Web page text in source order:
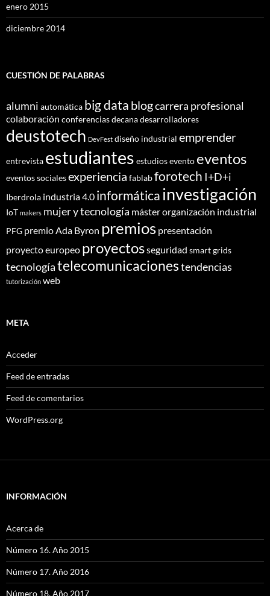
enero 2015
diciembre 2014
CUESTIÓN DE PALABRAS
alumni automática big data blogcarrera profesional
colaboración conferenciasdecanadesarrolladores
deustotech DevFest diseño industrial emprender
entrevista estudiantes estudiosevento eventos
eventos socialesexperiencia fablabforotech I+D+i
Iberdrola industria 4.0 informática investigación
IoT makers mujer y tecnología másterorganización industrial
PFG premio Ada Byron premios presentación
proyecto europeo proyectosseguridad smart grids
tecnologíatelecomunicacionestendencias
tutorización web
META
Acceder
Feed de entradas
Feed de comentarios
WordPress.org
INFORMACIÓN
Acerca de
Número 16. Año 2015
Número 17. Año 2016
Número 18. Año 2017